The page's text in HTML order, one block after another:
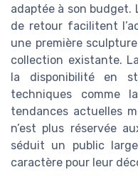
adaptée à son budget.
de retour facilitent
une première
collection existante.
la disponibilité en
techniques comme
tendances actuelles
n’est plus réservée
séduit un public
caractère pour leur